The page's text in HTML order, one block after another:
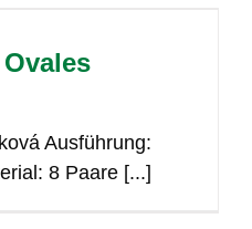
Ausführung:
8 Paare [...]